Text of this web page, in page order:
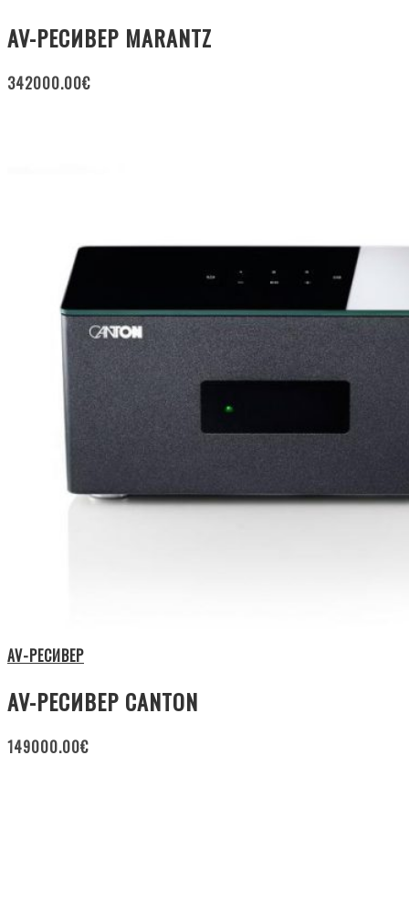
AV-РЕСИВЕР MARANTZ
342000.00€
AV-РЕСИВЕР
AV-РЕСИВЕР CANTON
149000.00€